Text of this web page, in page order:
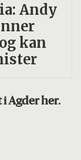
Andy
kan
Agder her.